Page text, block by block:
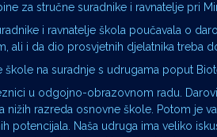
za stručne suradnike i ravnatelje pri
i ravnatelje škola poučavala o
ali i da dio prosvjetnih djelatnika treba
na suradnje s udrugama poput
u odgojno-obrazovnom radu.
nižih razreda osnovne škole. Potom je
potencijala. Naša udruga ima veliko